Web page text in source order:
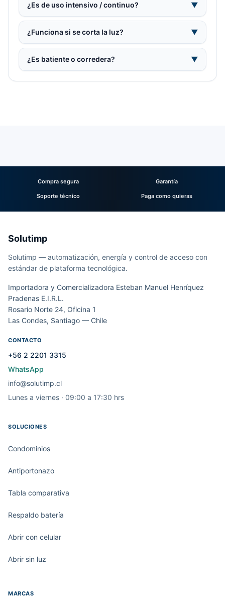
¿Es de uso intensivo / continuo? ▼
¿Funciona si se corta la luz? ▼
¿Es batiente o corredera? ▼
Compra segura Garantía
Soporte técnico Paga como quieras
Solutimp
Solutimp — automatización, energía y control de acceso con
estándar de plataforma tecnológica.
Importadora y Comercializadora Esteban Manuel Henríquez
Pradenas E.I.R.L.
Rosario Norte 24, Oficina 1
Las Condes, Santiago — Chile
CONTACTO
+56 2 2201 3315
WhatsApp
info@solutimp.cl
Lunes a viernes · 09:00 a 17:30 hrs
SOLUCIONES
Condominios
Antiportonazo
Tabla comparativa
Respaldo batería
Abrir con celular
Abrir sin luz
MARCAS